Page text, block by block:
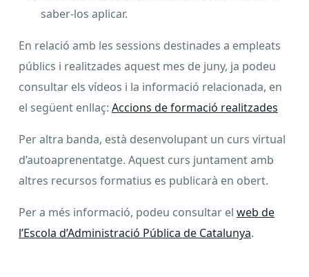
saber-los aplicar.
En relació amb les sessions destinades a empleats
públics i realitzades aquest mes de juny, ja podeu
consultar els vídeos i la informació relacionada, en
el següent enllaç: Accions de formació realitzades
Per altra banda, està desenvolupant un curs virtual
d’autoaprenentatge. Aquest curs juntament amb
altres recursos formatius es publicarà en obert.
Per a més informació, podeu consultar el web de
l’Escola d’Administració Pública de Catalunya.